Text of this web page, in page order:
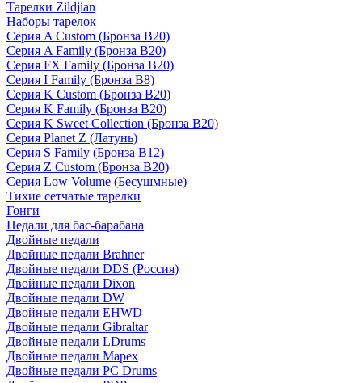
Тарелки Zildjian
Наборы тарелок
Серия A Custom (Бронза B20)
Серия A Family (Бронза B20)
Серия FX Family (Бронза B20)
Серия I Family (Бронза B8)
Серия K Custom (Бронза B20)
Серия K Family (Бронза B20)
Серия K Sweet Collection (Бронза B20)
Серия Planet Z (Латунь)
Серия S Family (Бронза B12)
Серия Z Custom (Бронза B20)
Серия Low Volume (Бесушмные)
Тихие сетчатые тарелки
Гонги
Педали для бас-барабана
Двойные педали
Двойные педали Brahner
Двойные педали DDS (Россия)
Двойные педали Dixon
Двойные педали DW
Двойные педали EHWD
Двойные педали Gibraltar
Двойные педали LDrums
Двойные педали Mapex
Двойные педали PC Drums